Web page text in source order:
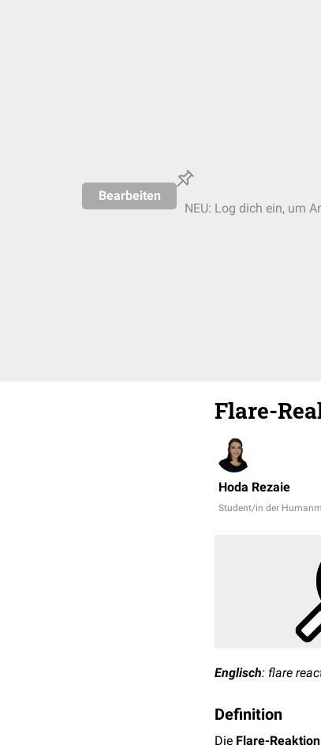
Bearbeiten
NEU: Log dich ein, um
Flare-
Hoda Rezaie
Student/in der
Englisch: flare
Definition
Die Flare-Reaktion